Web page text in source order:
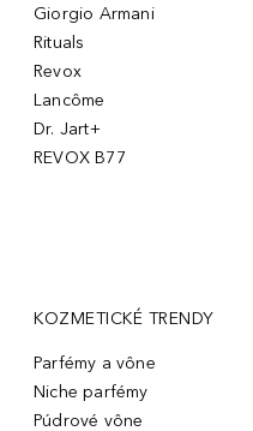
Giorgio Armani
Rituals
Revox
Lancôme
Dr. Jart+
REVOX B77
KOZMETICKÉ TRENDY
Parfémy a vône
Niche parfémy
Púdrové vône